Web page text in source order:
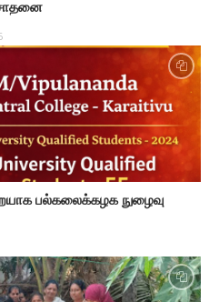
பல்கலைக்கழக நுழைவு